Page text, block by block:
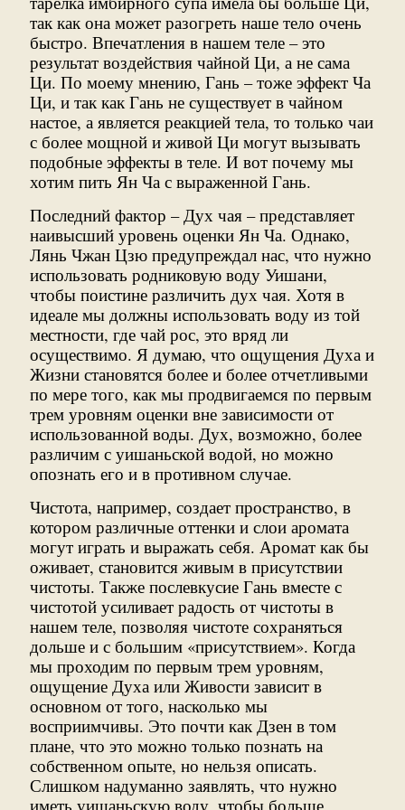
так как она может разогреть наше тело очень
быстро. Впечатления в нашем теле – это
результат воздействия чайной Ци, а не сама
Ци. По моему мнению, Гань – тоже эффект Ча
Ци, и так как Гань не существует в чайном
настое, а является реакцией тела, то только чаи
с более мощной и живой Ци могут вызывать
подобные эффекты в теле. И вот почему мы
хотим пить Ян Ча с выраженной Гань.
Последний фактор – Дух чая – представляет
наивысший уровень оценки Ян Ча. Однако,
Лянь Чжан Цзю предупреждал нас, что нужно
использовать родниковую воду Уишани,
чтобы поистине различить дух чая. Хотя в
идеале мы должны использовать воду из той
местности, где чай рос, это вряд ли
осуществимо. Я думаю, что ощущения Духа и
Жизни становятся более и более отчетливыми
по мере того, как мы продвигаемся по первым
трем уровням оценки вне зависимости от
использованной воды. Дух, возможно, более
различим с уишаньской водой, но можно
опознать его и в противном случае.
Чистота, например, создает пространство, в
котором различные оттенки и слои аромата
могут играть и выражать себя. Аромат как бы
оживает, становится живым в присутствии
чистоты. Также послевкусие Гань вместе с
чистотой усиливает радость от чистоты в
нашем теле, позволяя чистоте сохраняться
дольше и с большим «присутствием». Когда
мы проходим по первым трем уровням,
ощущение Духа или Живости зависит в
основном от того, насколько мы
восприимчивы. Это почти как Дзен в том
плане, что это можно только познать на
собственном опыте, но нельзя описать.
Слишком надуманно заявлять, что нужно
иметь уишаньскую воду, чтобы больше